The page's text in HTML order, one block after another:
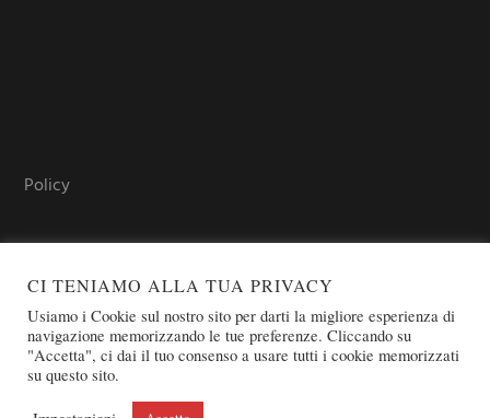
Policy
CI TENIAMO ALLA TUA PRIVACY
Usiamo i Cookie sul nostro sito per darti la migliore esperienza di
navigazione memorizzando le tue preferenze. Cliccando su
"Accetta", ci dai il tuo consenso a usare tutti i cookie memorizzati
su questo sito.